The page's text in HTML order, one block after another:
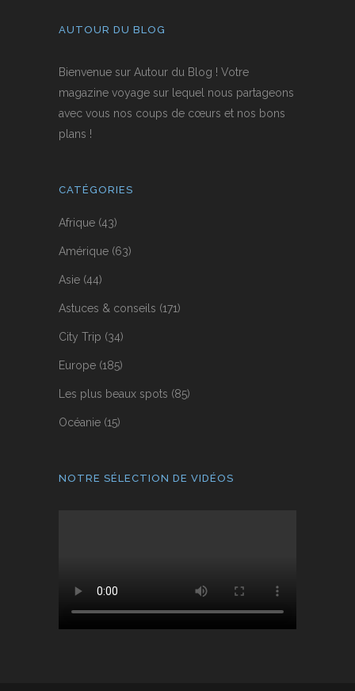
AUTOUR DU BLOG
Bienvenue sur Autour du Blog ! Votre
magazine voyage sur lequel nous partageons
avec vous nos coups de cœurs et nos bons
plans !
CATÉGORIES
Afrique (43)
Amérique (63)
Asie (44)
Astuces & conseils (171)
City Trip (34)
Europe (185)
Les plus beaux spots (85)
Océanie (15)
NOTRE SÉLECTION DE VIDÉOS